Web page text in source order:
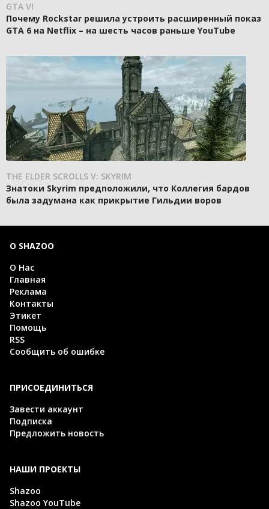
GTA VI
Почему Rockstar решила устроить расширенный показ
GTA 6 на Netflix – на шесть часов раньше YouTube
THE ELDER SCROLLS V: SKYRIM
Знатоки Skyrim предположили, что Коллегия бардов
была задумана как прикрытие Гильдии воров
О SHAZOO
О Нас
Главная
Реклама
Контакты
Этикет
Помощь
RSS
Сообщить об ошибке
ПРИСОЕДИНИТЬСЯ
Завести аккаунт
Подписка
Предложить новость
НАШИ ПРОЕКТЫ
Shazoo
Shazoo YouTube